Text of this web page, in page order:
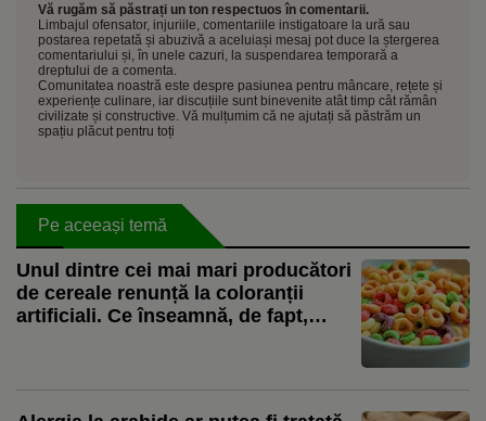
Vă rugăm să păstrați un ton respectuos în comentarii.
Limbajul ofensator, injuriile, comentariile instigatoare la ură sau
postarea repetată și abuzivă a aceluiași mesaj pot duce la ștergerea
comentariului și, în unele cazuri, la suspendarea temporară a
dreptului de a comenta.
Comunitatea noastră este despre pasiunea pentru mâncare, rețete și
experiențe culinare, iar discuțiile sunt binevenite atât timp cât rămân
civilizate și constructive. Vă mulțumim că ne ajutați să păstrăm un
spațiu plăcut pentru toți
Pe aceeași temă
Unul dintre cei mai mari producători
de cereale renunță la coloranții
artificiali. Ce înseamnă, de fapt,